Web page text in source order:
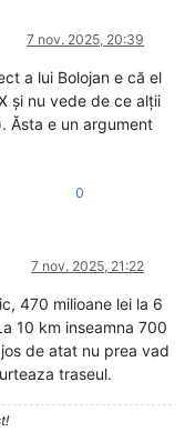
7 nov. 2025, 20:39
a lui Bolojan e că el
și nu vede de ce alții
Ăsta e un argument
0
7 nov. 2025, 21:22
470 milioane lei la 6
10 km inseamna 700
de atat nu prea vad
traseul.